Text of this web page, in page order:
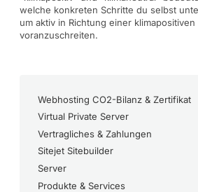
welche konkreten Schritte du selbst
um aktiv in Richtung einer
voranzuschreiten.
Webhosting CO2-Bilanz & Zertifikat
Virtual Private Server
Vertragliches & Zahlungen
Sitejet Sitebuilder
Server
Produkte & Services